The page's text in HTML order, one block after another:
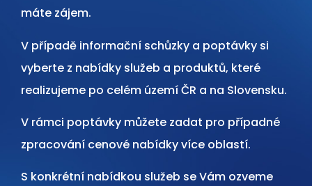
máte zájem.
V případě informační schůzky a poptávky si
vyberte z nabídky služeb a produktů, které
realizujeme po celém území ČR a na Slovensku.
V rámci poptávky můžete zadat pro případné
zpracování cenové nabídky více oblastí.
S konkrétní nabídkou služeb se Vám ozveme